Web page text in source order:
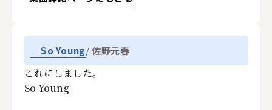
So Young 佐野元春
これにしました。
So Young